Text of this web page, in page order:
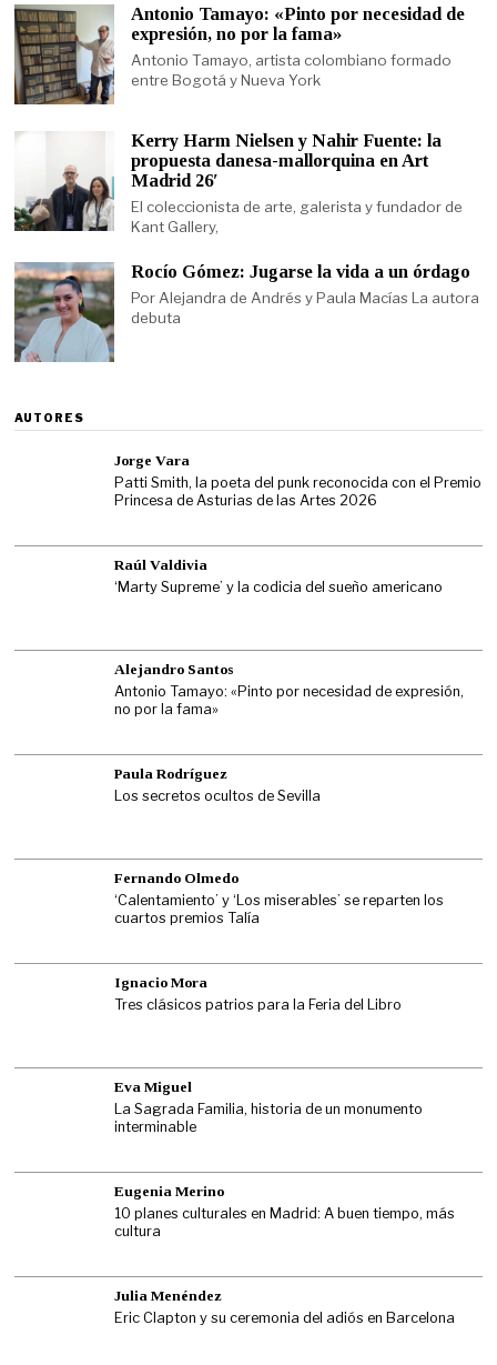
Antonio Tamayo: «Pinto por necesidad de
expresión, no por la fama»
Antonio Tamayo, artista colombiano formado
entre Bogotá y Nueva York
Kerry Harm Nielsen y Nahir Fuente: la
propuesta danesa-mallorquina en Art
Madrid 26′
El coleccionista de arte, galerista y fundador de
Kant Gallery,
Rocío Gómez: Jugarse la vida a un órdago
Por Alejandra de Andrés y Paula Macías La autora
debuta
AUTORES
Jorge Vara
Patti Smith, la poeta del punk reconocida con el Premio
Princesa de Asturias de las Artes 2026
Raúl Valdivia
‘Marty Supreme’ y la codicia del sueño americano
Alejandro Santos
Antonio Tamayo: «Pinto por necesidad de expresión,
no por la fama»
Paula Rodríguez
Los secretos ocultos de Sevilla
Fernando Olmedo
‘Calentamiento’ y ‘Los miserables’ se reparten los
cuartos premios Talía
Ignacio Mora
Tres clásicos patrios para la Feria del Libro
Eva Miguel
La Sagrada Familia, historia de un monumento
interminable
Eugenia Merino
10 planes culturales en Madrid: A buen tiempo, más
cultura
Julia Menéndez
Eric Clapton y su ceremonia del adiós en Barcelona